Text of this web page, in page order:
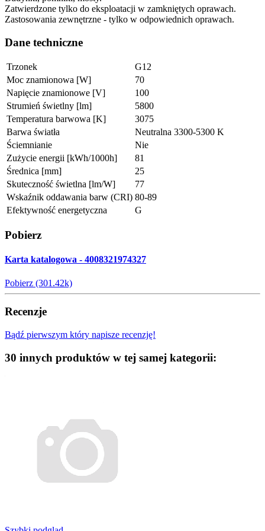
Zatwierdzone tylko do eksploatacji w zamkniętych oprawach.
Zastosowania zewnętrzne - tylko w odpowiednich oprawach.
Dane techniczne
Trzonek
G12
Moc znamionowa [W]
70
Napięcie znamionowe [V]
100
Strumień świetlny [lm]
5800
Temperatura barwowa [K]
3075
Barwa światła
Neutralna 3300-5300 K
Ściemnianie
Nie
Zużycie energii [kWh/1000h]
81
Średnica [mm]
25
Skuteczność świetlna [lm/W]
77
Wskaźnik oddawania barw (CRI) 80-89
Efektywność energetyczna
G
Pobierz
Karta katalogowa - 4008321974327
Pobierz (301.42k)
Recenzje
Bądź pierwszym który napisze recenzję!
30 innych produktów w tej samej kategorii: